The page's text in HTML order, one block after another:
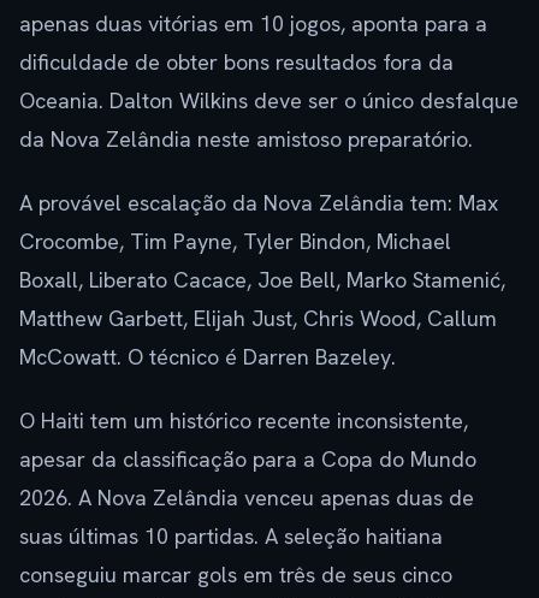
apenas duas vitórias em 10 jogos, aponta para a
dificuldade de obter bons resultados fora da
Oceania. Dalton Wilkins deve ser o único desfalque
da Nova Zelândia neste amistoso preparatório.
A provável escalação da Nova Zelândia tem: Max
Crocombe, Tim Payne, Tyler Bindon, Michael
Boxall, Liberato Cacace, Joe Bell, Marko Stamenić,
Matthew Garbett, Elijah Just, Chris Wood, Callum
McCowatt. O técnico é Darren Bazeley.
O Haiti tem um histórico recente inconsistente,
apesar da classificação para a Copa do Mundo
2026. A Nova Zelândia venceu apenas duas de
suas últimas 10 partidas. A seleção haitiana
conseguiu marcar gols em três de seus cinco